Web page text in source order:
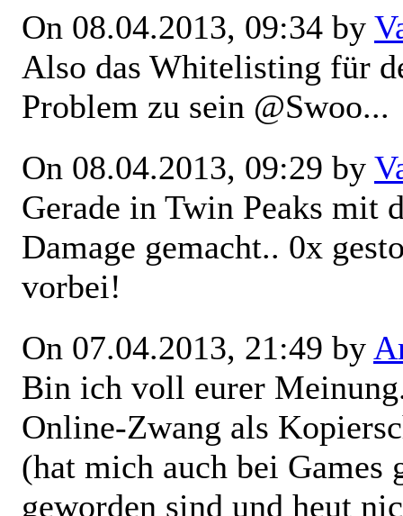
On 08.04.2013, 09:34 by
Also das Whitelisting für
Problem zu sein @Swoo...
On 08.04.2013, 09:29 by
Gerade in Twin Peaks mit
Damage gemacht.. 0x
vorbei!
On 07.04.2013, 21:49 by
Bin ich voll eurer
Online-Zwang als
(hat mich auch bei
geworden sind und heut